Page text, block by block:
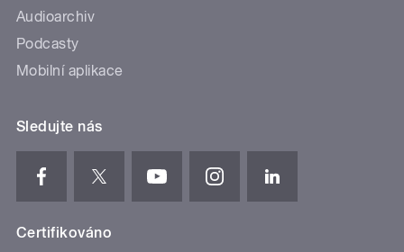
Audioarchiv
Podcasty
Mobilní aplikace
Sledujte nás
Certifikováno